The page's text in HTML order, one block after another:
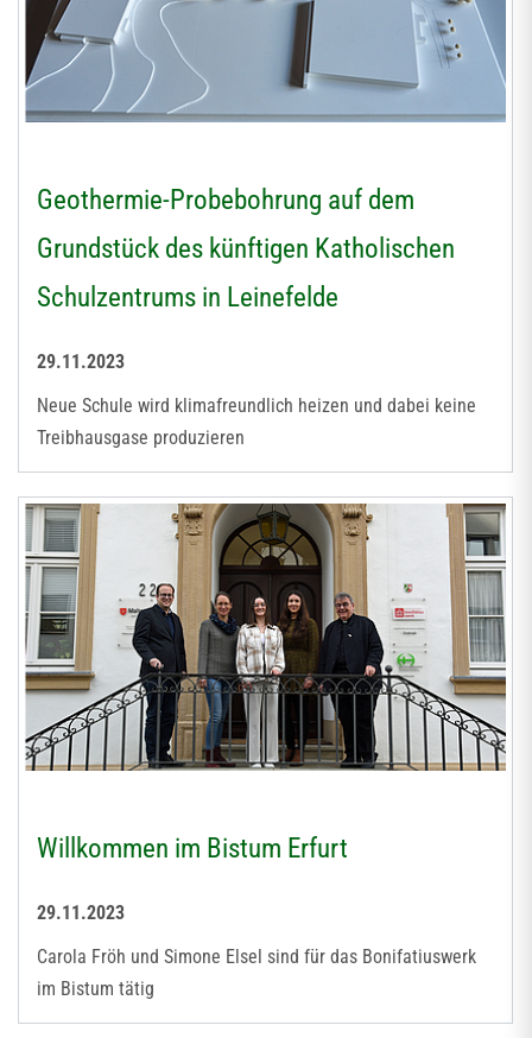
Geothermie-Probebohrung auf dem
Grundstück des künftigen Katholischen
Schulzentrums in Leinefelde
29.11.2023
Neue Schule wird klimafreundlich heizen und dabei keine
Treibhausgase produzieren
Willkommen im Bistum Erfurt
29.11.2023
Carola Fröh und Simone Elsel sind für das Bonifatiuswerk
im Bistum tätig